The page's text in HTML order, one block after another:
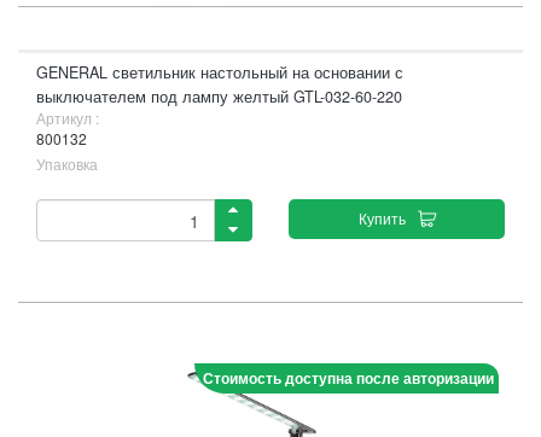
GENERAL светильник настольный на основании с
выключателем под лампу желтый GTL-032-60-220
Артикул :
800132
Упаковка
Купить
Стоимость доступна после авторизации